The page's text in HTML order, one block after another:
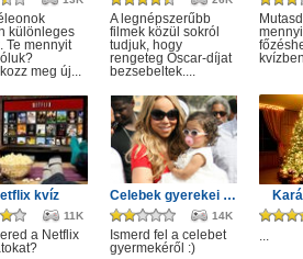
különleges
Te mennyit
meg új...
A legnépszerűbb
filmek közül sokról
tudjuk, hogy
rengeteg Oscar-díjat
bezsebeltek....
kvíz
11K
a Netflix
Celebek gyerekei kvíz
14K
Ismerd fel a celebet
gyermekéről :)
...